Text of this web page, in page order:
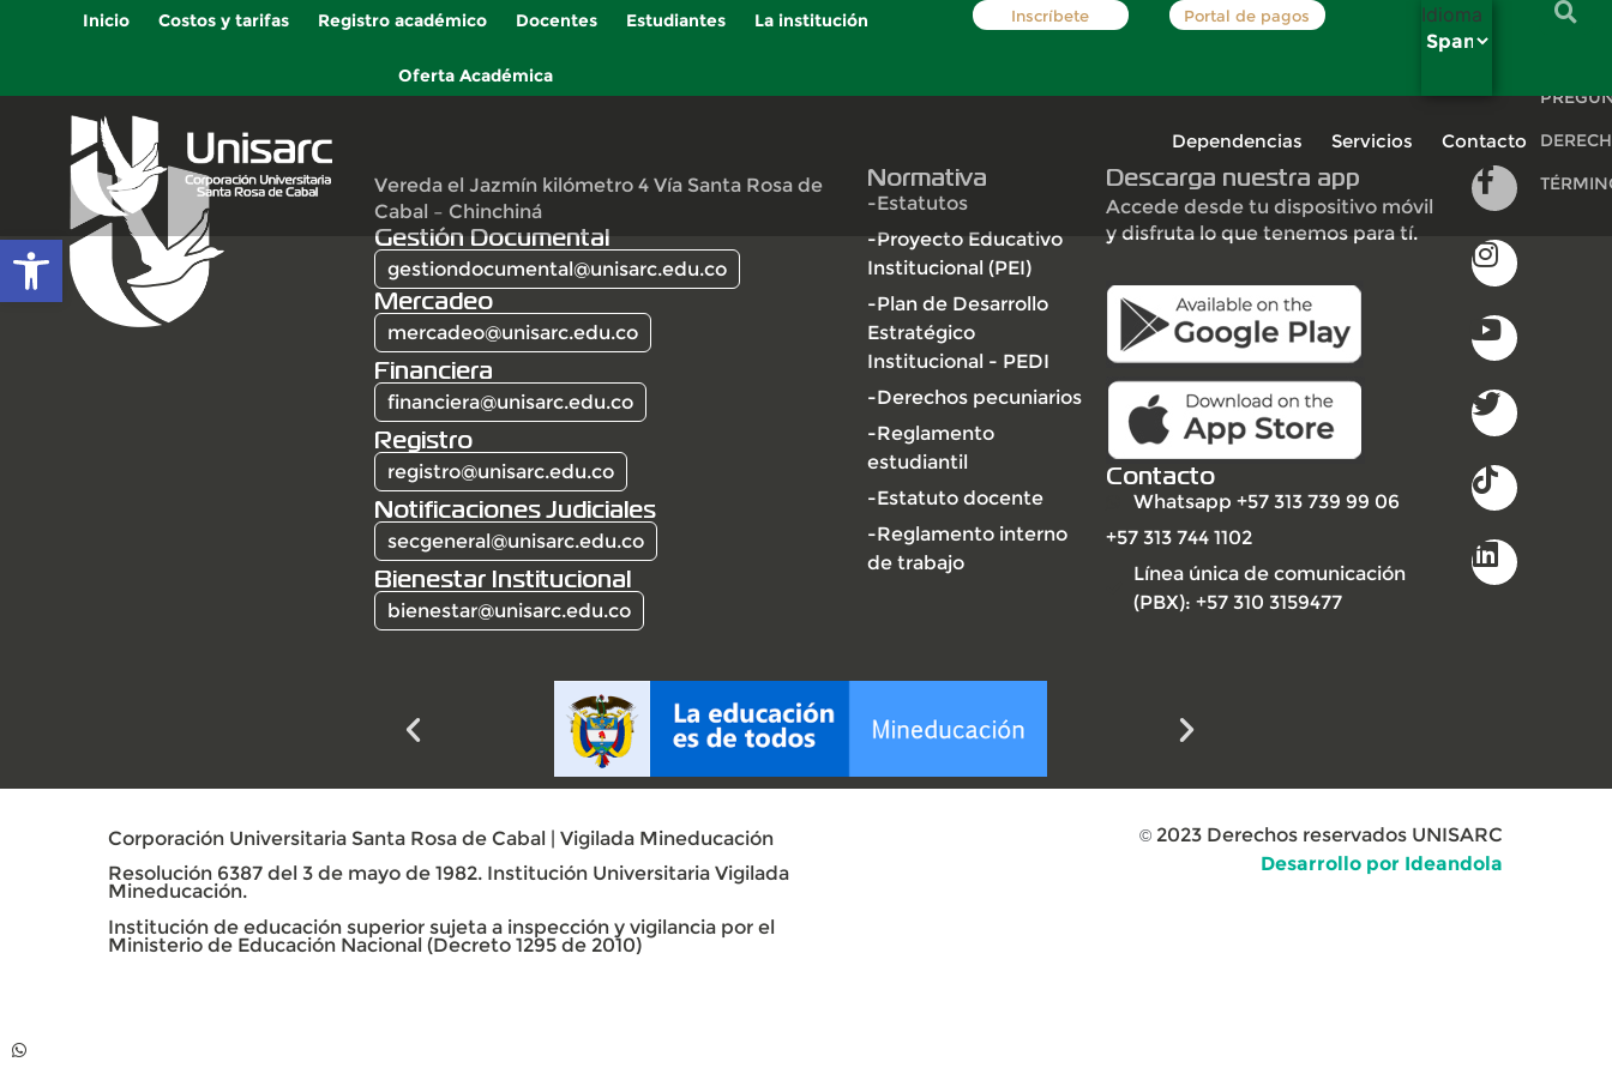
Abrir barra de herramientas
Inicio Costos y tarifas Registro académico Docentes Estudiantes La institución
Oferta Académica
Inscríbete Portal de pagos Idioma
Dependencias Servicios
Contacto
Vereda el Jazmín kilómetro 4 Vía Santa Rosa de
Cabal – Chinchiná
Gestión Documental
gestiondocumental@unisarc.edu.co
Mercadeo
mercadeo@unisarc.edu.co
Financiera
financiera@unisarc.edu.co
Registro
registro@unisarc.edu.co
Notificaciones Judiciales
secgeneral@unisarc.edu.co
Bienestar Institucional
bienestar@unisarc.edu.co
Normativa
-Estatutos
-Proyecto Educativo
Institucional (PEI)
-Plan de Desarrollo
Estratégico
Institucional - PEDI
-Derechos pecuniarios
-Reglamento
estudiantil
-Estatuto docente
-Reglamento interno
de trabajo
Descarga nuestra app
Accede desde tu dispositivo móvil
y disfruta lo que tenemos para tí.
Contacto
Whatsapp +57 313 739 99 06
+57 313 744 1102
Línea única de comunicación
(PBX): +57 310 3159477
Corporación Universitaria Santa Rosa de Cabal | Vigilada Mineducación
Resolución 6387 del 3 de mayo de 1982. Institución Universitaria Vigilada
Mineducación.
Institución de educación superior sujeta a inspección y vigilancia por el
Ministerio de Educación Nacional (Decreto 1295 de 2010)
© 2023 Derechos reservados UNISARC
Desarrollo por Ideandola